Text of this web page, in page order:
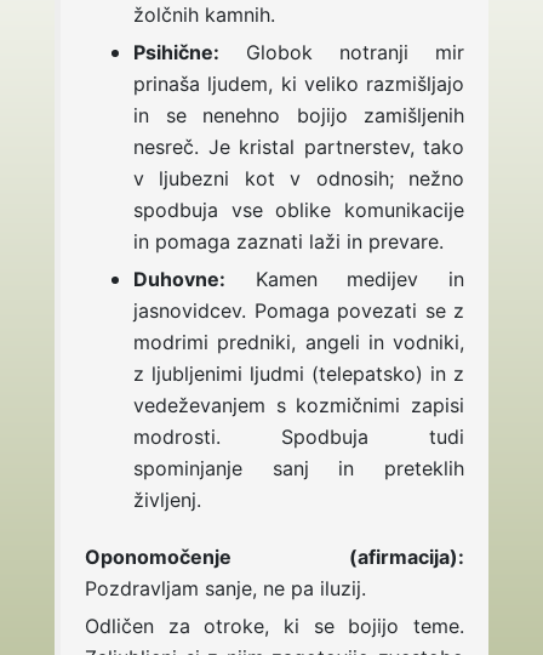
žolčnih kamnih.
Psihične: Globok notranji mir
prinaša ljudem, ki veliko razmišljajo
in se nenehno bojijo zamišljenih
nesreč. Je kristal partnerstev, tako
v ljubezni kot v odnosih; nežno
spodbuja vse oblike komunikacije
in pomaga zaznati laži in prevare.
Duhovne: Kamen medijev in
jasnovidcev. Pomaga povezati se z
modrimi predniki, angeli in vodniki,
z ljubljenimi ljudmi (telepatsko) in z
vedeževanjem s kozmičnimi zapisi
modrosti. Spodbuja tudi
spominjanje sanj in preteklih
življenj.
Oponomočenje (afirmacija):
Pozdravljam sanje, ne pa iluzij.
Odličen za otroke, ki se bojijo teme.